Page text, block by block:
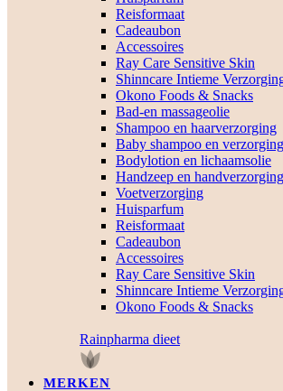
Reisformaat
Cadeaubon
Accessoires
Ray Care Sensitive Skin
Shinncare Intieme
Okono Foods & Snacks
Bad-en massageolie
Shampoo en haarverzorging
Baby shampoo en verzorging
Bodylotion en lichaamsolie
Handzeep en handverzorging
Voetverzorging
Huisparfum
Reisformaat
Cadeaubon
Accessoires
Ray Care Sensitive Skin
Shinncare Intieme
Okono Foods & Snacks
Rainpharma dieet
MERKEN